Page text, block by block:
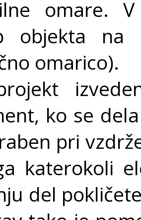
omare.
objekta na
omarico).
ko se
pri
katerokoli
del